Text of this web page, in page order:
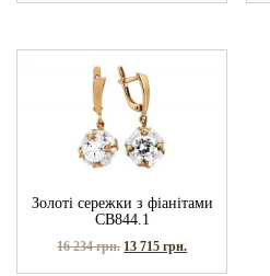
Золоті сережки з фіанітами
СВ844.1
16 234грн. 13 715грн.